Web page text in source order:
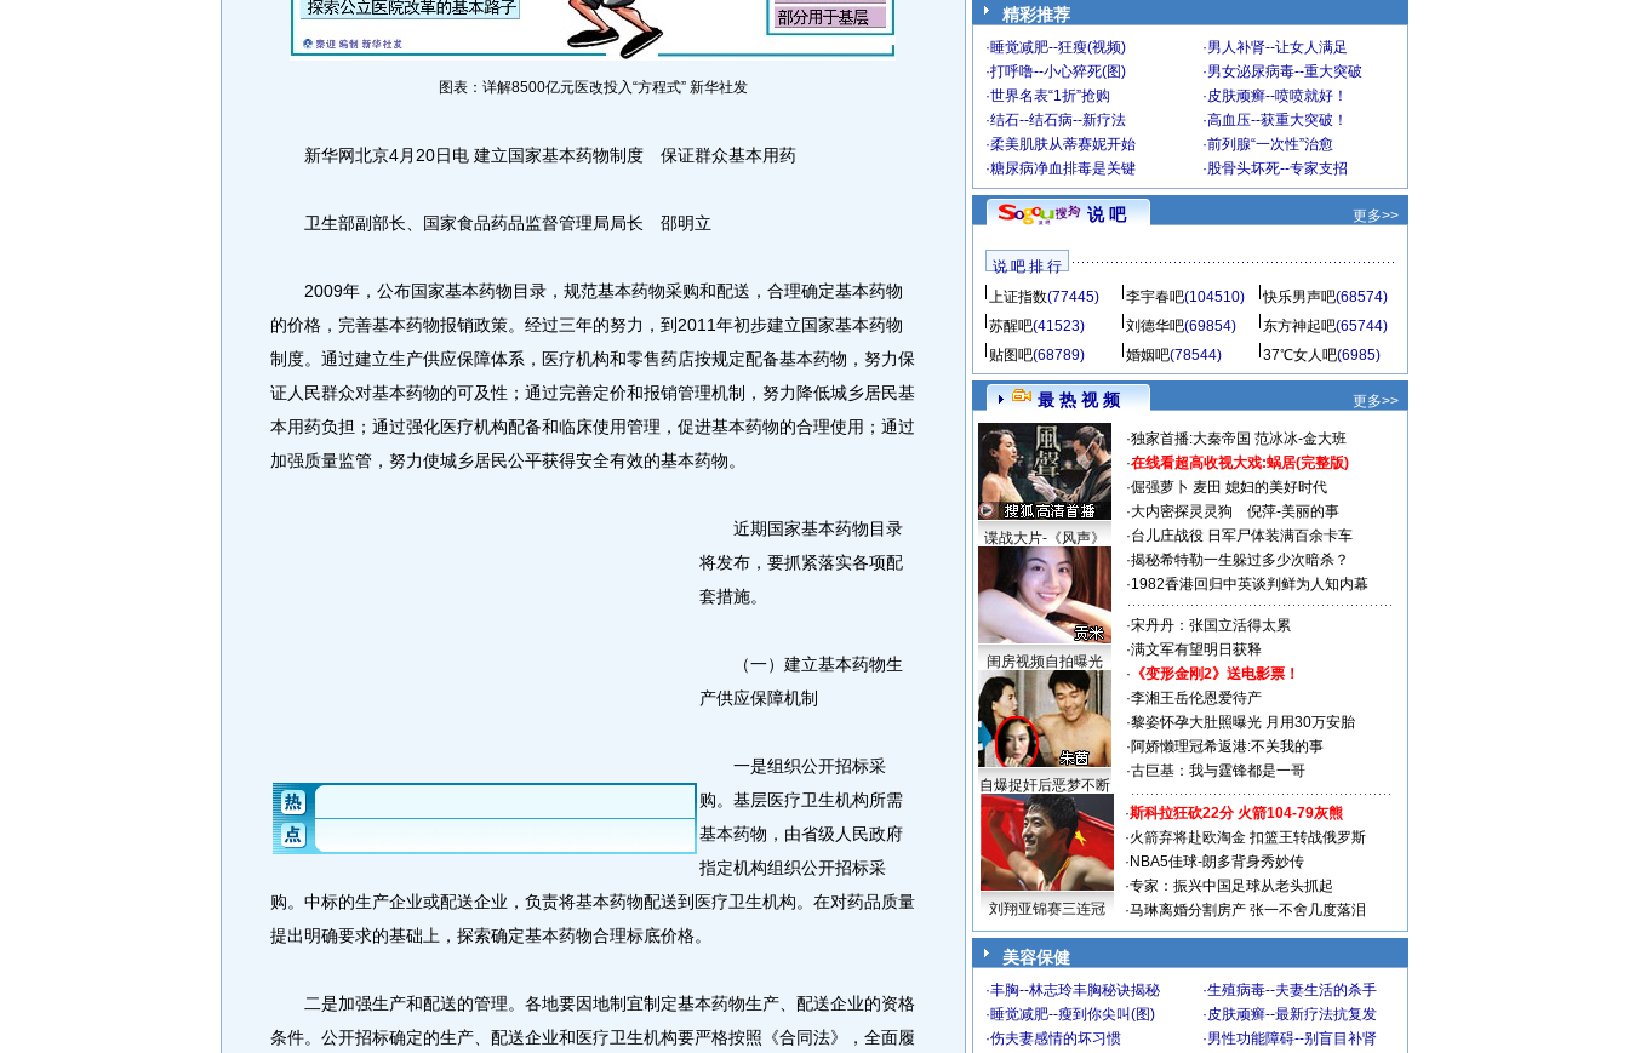
图表：详解8500亿元医改投入“方程式” 新华社发
新华网北京4月20日电 建立国家基本药物制度 保证群众基本用药
卫生部副部长、国家食品药品监督管理局局长 邵明立
2009年，公布国家基本药物目录，规范基本药物采购和配送，合理确定基本药物
的价格，完善基本药物报销政策。经过三年的努力，到2011年初步建立国家基本药物
制度。通过建立生产供应保障体系，医疗机构和零售药店按规定配备基本药物，努力保
证人民群众对基本药物的可及性；通过完善定价和报销管理机制，努力降低城乡居民基
本用药负担；通过强化医疗机构配备和临床使用管理，促进基本药物的合理使用；通过
加强质量监管，努力使城乡居民公平获得安全有效的基本药物。
近期国家基本药物目录
将发布，要抓紧落实各项配
套措施。
（一）建立基本药物生
产供应保障机制
一是组织公开招标采
购。基层医疗卫生机构所需
基本药物，由省级人民政府
指定机构组织公开招标采
购。中标的生产企业或配送企业，负责将基本药物配送到医疗卫生机构。在对药品质量
提出明确要求的基础上，探索确定基本药物合理标底价格。
二是加强生产和配送的管理。各地要因地制宜制定基本药物生产、配送企业的资格
条件。公开招标确定的生产、配送企业和医疗卫生机构要严格按照《合同法》，全面履
精彩推荐
·睡觉减肥--狂瘦(视频) ·男人补肾--让女人满足
·打呼噜--小心猝死(图) ·男女泌尿病毒--重大突破
·世界名表“1折”抢购 ·皮肤顽癣--喷喷就好！
·结石--结石病--新疗法 ·高血压--获重大突破！
·柔美肌肤从蒂赛妮开始 ·前列腺“一次性”治愈
·糖尿病净血排毒是关键 ·股骨头坏死--专家支招
说 吧 更多>>
说 吧 排 行
上证指数(77445) 李宇春吧(104510) 快乐男声吧(68574)
苏醒吧(41523) 刘德华吧(69854) 东方神起吧(65744)
贴图吧(68789) 婚姻吧(78544) 37℃女人吧(6985)
最 热 视 频 更多>>
谍战大片-《风声》
闺房视频自拍曝光
自爆捉奸后恶梦不断
·独家首播:大秦帝国 范冰冰-金大班
·在线看超高收视大戏:蜗居(完整版)
·倔强萝卜 麦田 媳妇的美好时代
·大内密探灵灵狗
倪萍-美丽的事
·台儿庄战役 日军尸体装满百余卡车
·揭秘希特勒一生躲过多少次暗杀？
·1982香港回归中英谈判鲜为人知内幕
·宋丹丹：张国立活得太累
·满文军有望明日获释
· 《变形金刚2》送电影票！
·李湘王岳伦恩爱待产
·黎姿怀孕大肚照曝光 月用30万安胎
·阿娇懒理冠希返港:不关我的事
·古巨基：我与霆锋都是一哥
刘翔亚锦赛三连冠
·斯科拉狂砍22分 火箭104-79灰熊
·火箭弃将赴欧淘金 扣篮王转战俄罗斯
· NBA5佳球-朗多背身秀妙传
·专家：振兴中国足球从老头抓起
·马琳离婚分割房产 张一不舍几度落泪
美容保健
·丰胸--林志玲丰胸秘诀揭秘 ·生殖病毒--夫妻生活的杀手
·睡觉减肥--瘦到你尖叫(图) ·皮肤顽癣--最新疗法抗复发
·伤夫妻感情的坏习惯 ·男性功能障碍--别盲目补肾